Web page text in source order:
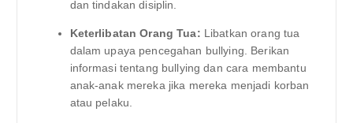
dan tindakan disiplin.
Keterlibatan Orang Tua: Libatkan orang tua
dalam upaya pencegahan bullying. Berikan
informasi tentang bullying dan cara membantu
anak-anak mereka jika mereka menjadi korban
atau pelaku.